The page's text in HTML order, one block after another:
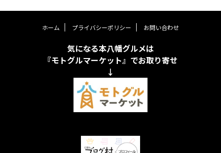
ホーム プライバシーポリシー お問い合わせ
気になる本八幡グルメは
『モトグルマーケット』でお取り寄せ
↓